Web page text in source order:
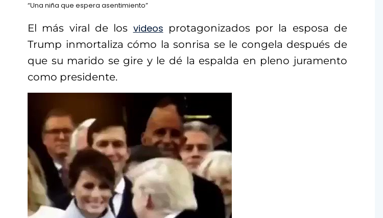
“Una niña que espera asentimiento”
El más viral de los videos protagonizados por la esposa de
Trump inmortaliza cómo la sonrisa se le congela después de
que su marido se gire y le dé la espalda en pleno juramento
como presidente.